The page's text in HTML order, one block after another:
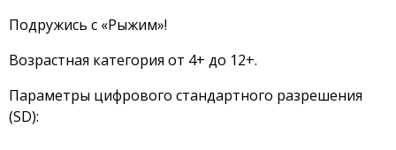
Подружись с «Рыжим»!
Возрастная категория от 4+ до 12+.
Параметры цифрового стандартного разрешения
(SD):